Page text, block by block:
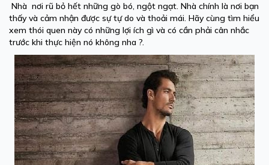
Nhà nơi rũ bỏ hết những gò bó, ngột ngạt. Nhà chính là nơi bạn
thấy và cảm nhận được sự tự do và thoải mái. Hãy cùng tìm hiểu
xem thói quen này có những lợi ích gì và có cần phải cân nhắc
trước khi thực hiện nó không nha ?.